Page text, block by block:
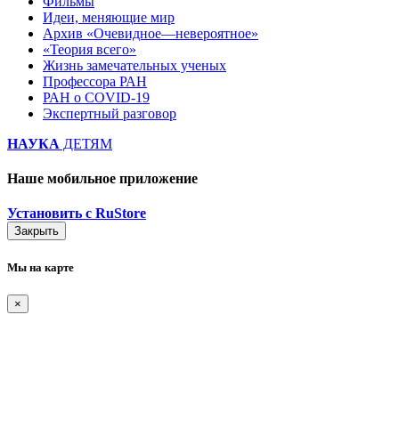
Идеи, меняющие мир
Архив «Очевидное—невероятное»
«Теория всего»
Жизнь замечательных ученых
Профессора РАН
РАН о COVID-19
Экспертный разговор
НАУКА ДЕТЯМ
Наше мобильное приложение
Установить с RuStore
Закрыть
Мы на карте
×